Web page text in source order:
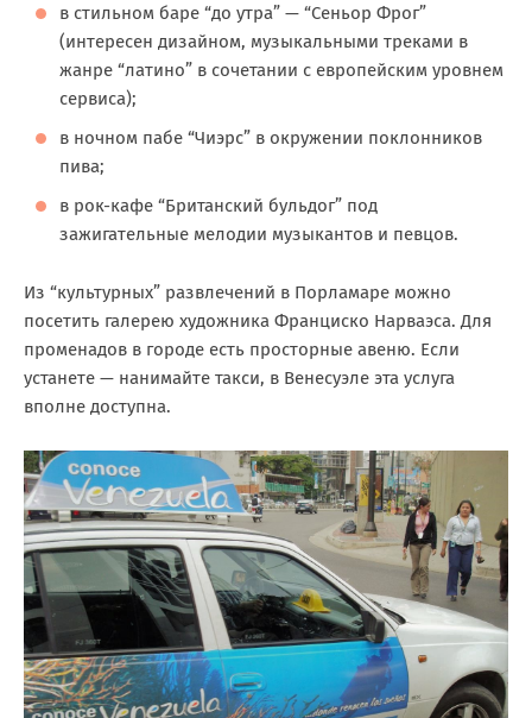
в стильном баре “до утра” — “Сеньор Фрог”
(интересен дизайном, музыкальными треками в
жанре “латино” в сочетании с европейским уровнем
сервиса);
в ночном пабе “Чиэрс” в окружении поклонников
пива;
в рок-кафе “Британский бульдог” под
зажигательные мелодии музыкантов и певцов.
Из “культурных” развлечений в Порламаре можно
посетить галерею художника Франциско Нарваэса. Для
променадов в городе есть просторные авеню. Если
устанете — нанимайте такси, в Венесуэле эта услуга
вполне доступна.